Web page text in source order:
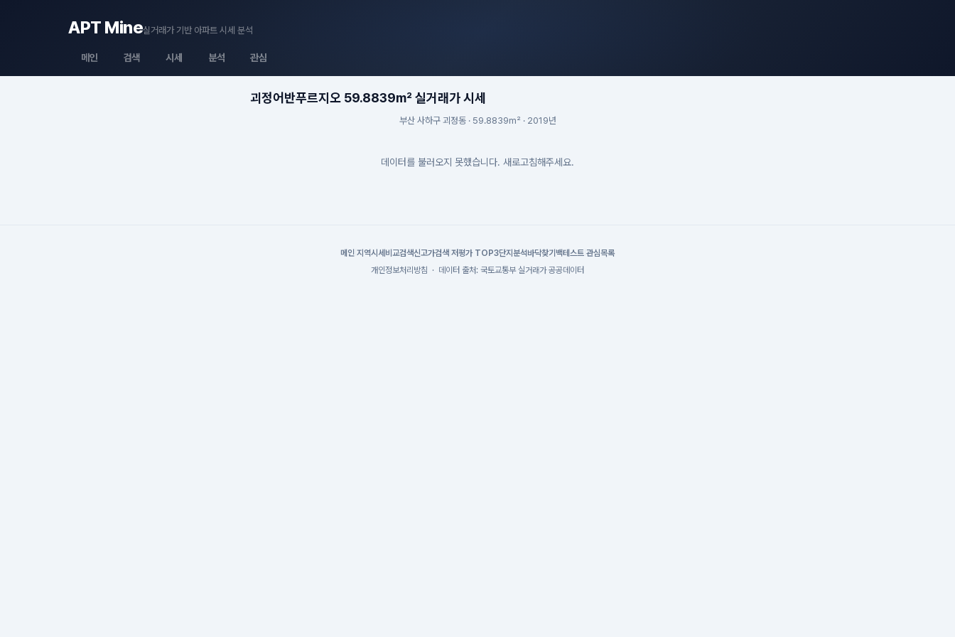
APT Mine실거래가 기반 아파트 시세 분석
메인 검색 시세 분석 관심
괴정어반푸르지오 59.8839m² 실거래가 시세
부산 사하구 괴정동 · 59.8839m² · 2019년
데이터를 불러오지 못했습니다. 새로고침해주세요.
메인 지역시세 비교검색신고가검색 저평가 TOP3단지분석 바닥찾기 백테스트 관심목록
개인정보처리방침 · 데이터 출처: 국토교통부 실거래가 공공데이터